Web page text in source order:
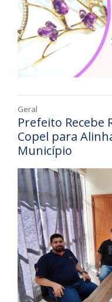
Geral
Prefeito Recebe
Copel para
Município